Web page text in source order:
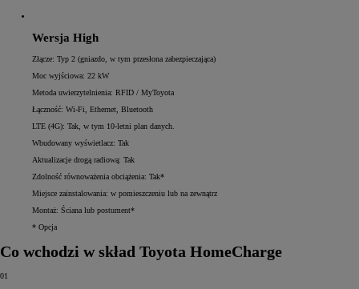
Wersja High
Złącze: Typ 2 (gniazdo, w tym przesłona zabezpieczająca)
Moc wyjściowa: 22 kW
Metoda uwierzytelnienia: RFID / MyToyota
Łączność: Wi-Fi, Ethernet, Bluetooth
LTE (4G): Tak, w tym 10-letni plan danych.
Wbudowany wyświetlacz: Tak
Aktualizacje drogą radiową: Tak
Zdolność równoważenia obciążenia: Tak*
Miejsce zainstalowania: w pomieszczeniu lub na zewnątrz
Montaż: Ściana lub postument*
* Opcja
Co wchodzi w skład Toyota HomeCharge
01